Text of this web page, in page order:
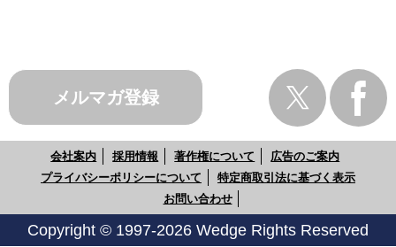
メルマガ登録
会社案内 採用情報 著作権について
広告のご案内
プライバシーポリシーについて
特定商取引法に基づく表示
お問い合わせ
Copyright © 1997-2026 Wedge Rights Reserved